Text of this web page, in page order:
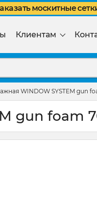
москитные
Клиентам
WINDOW SYSTEM gun
gun foam